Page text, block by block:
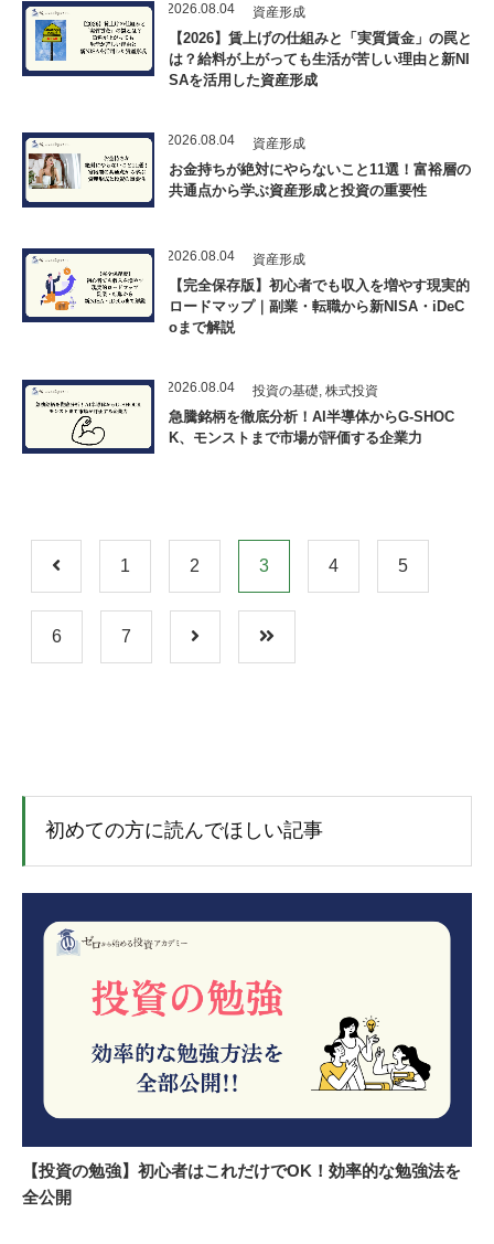
2026.08.04 資産形成
【2026】賃上げの仕組みと「実質賃金」の罠と
は？給料が上がっても生活が苦しい理由と新NI
SAを活用した資産形成
2026.08.04 資産形成
お金持ちが絶対にやらないこと11選！富裕層の
共通点から学ぶ資産形成と投資の重要性
2026.08.04 資産形成
【完全保存版】初心者でも収入を増やす現実的
ロードマップ｜副業・転職から新NISA・iDeC
oまで解説
2026.08.04 投資の基礎, 株式投資
急騰銘柄を徹底分析！AI半導体からG-SHOC
K、モンストまで市場が評価する企業力
1 2 3 4 5
6 7
初めての方に読んでほしい記事
【投資の勉強】初心者はこれだけでOK！効率的な勉強法を
全公開